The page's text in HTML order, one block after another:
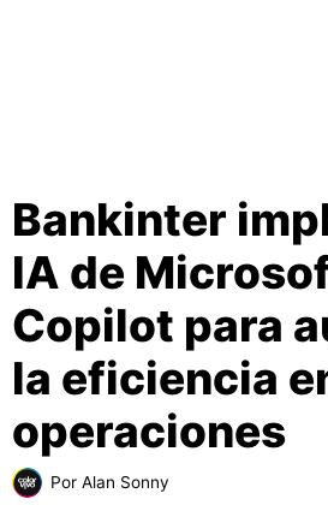
Bankinter
IA de
Copilot para
la eficiencia
operaciones
Por Alan Sonny